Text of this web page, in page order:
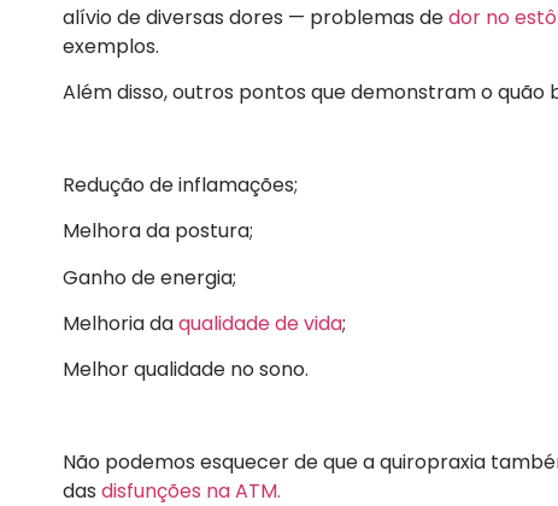
alívio de diversas dores — problemas dedor no
exemplos.
Além disso, outros pontos que demonstram o
Redução de inflamações;
Melhora da postura;
Ganho de energia;
Melhoria daqualidade de vida;
Melhor qualidade no sono.
Não podemos esquecer de que a quiropraxia
das disfunções na ATM.